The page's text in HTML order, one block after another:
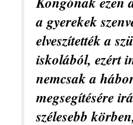
a gyerekek
elveszítették a
iskolából, ezért
nemcsak a
megsegítésére
szélesebb